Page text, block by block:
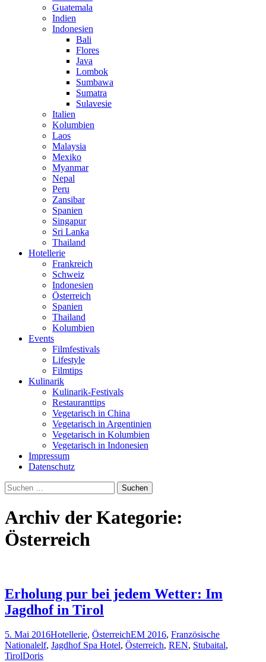
Guatemala
Indien
Indonesien
Bali
Flores
Java
Lombok
Sumbawa
Sumatra
Sulavesie
Italien
Kolumbien
Laos
Malaysia
Mexiko
Myanmar
Nepal
Peru
Zansibar
Spanien
Singapur
Sri Lanka
Thailand
Hotellerie
Frankreich
Schweiz
Indonesien
Österreich
Spanien
Thailand
Kolumbien
Events
Filmfestivals
Lifestyle
Filmtips
Kulinarik
Kulinarik-Festivals
Restauranttips
Vegetarisch in China
Vegetarisch in Argentinien
Vegetarisch in Kolumbien
Vegetarisch in Indonesien
Impressum
Datenschutz
Suchen
nach:
Archiv der Kategorie:
Österreich
Erholung pur bei jedem Wetter: Im
Jagdhof in Tirol
5. Mai 2016Hotellerie, ÖsterreichEM 2016, Französische
Nationalelf, Jagdhof Spa Hotel, Österreich, REN, Stubaital,
TirolDoris